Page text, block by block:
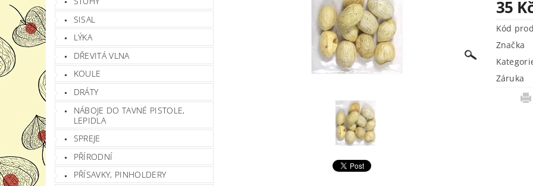
SISAL
LÝKA
DŘEVITÁ VLNA
KOULE
DRÁTY
NÁBOJE DO TAVNÉ PISTOLE,
LEPIDLA
SPREJE
PŘÍRODNÍ
PŘÍSAVKY, PINHOLDERY
35
Kód
Značka
Záruka